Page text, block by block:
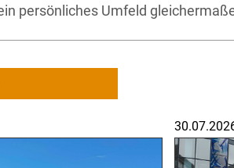
persönliches Umfeld